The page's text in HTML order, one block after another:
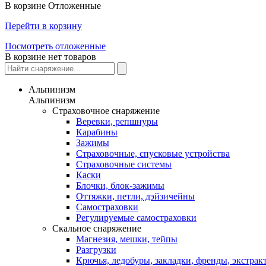
В корзине Отложенные
Перейти в корзину
Посмотреть отложенные
В корзине нет товаров
Альпинизм
Альпинизм
Страховочное снаряжение
Веревки, репшнуры
Карабины
Зажимы
Страховочные, спусковые устройства
Страховочные системы
Каски
Блочки, блок-зажимы
Оттяжки, петли, дэйзичейны
Самостраховки
Регулируемые самостраховки
Скальное снаряжение
Магнезия, мешки, тейпы
Разгрузки
Крючья, ледобуры, закладки, френды,